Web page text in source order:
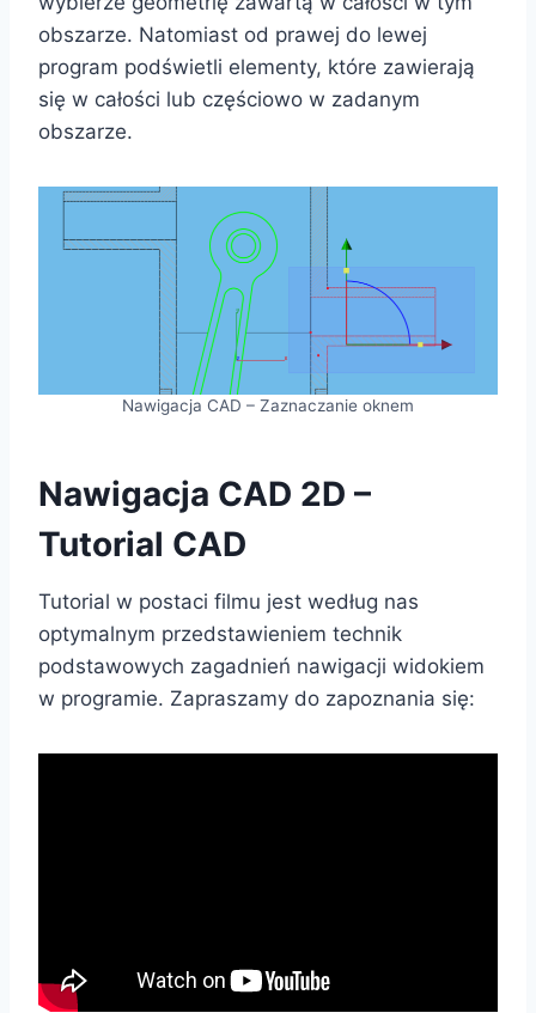
obszarze. Natomiast od prawej do lewej
program podświetli elementy, które zawierają
się w całości lub częściowo w zadanym
obszarze.
Nawigacja CAD – Zaznaczanie oknem
Nawigacja CAD 2D –
Tutorial CAD
Tutorial w postaci filmu jest według nas
optymalnym przedstawieniem technik
podstawowych zagadnień nawigacji widokiem
w programie. Zapraszamy do zapoznania się: